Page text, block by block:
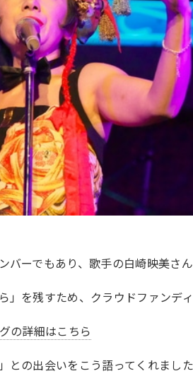
バーでもあり、歌手の白崎映美さん
」を残すため、クラウドファンディ
の詳細はこちら
との出会いをこう語ってくれました